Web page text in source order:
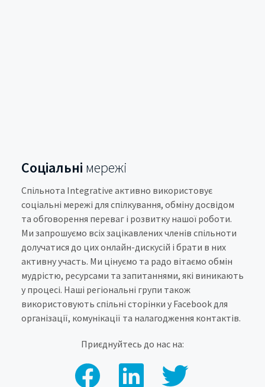
Соціальні мережі
Спільнота Integrative активно використовує
соціальні мережі для спілкування, обміну досвідом
та обговорення переваг і розвитку нашої роботи.
Ми запрошуємо всіх зацікавлених членів спільноти
долучатися до цих онлайн-дискусій і брати в них
активну участь. Ми цінуємо та радо вітаємо обмін
мудрістю, ресурсами та запитаннями, які виникають
у процесі. Наші регіональні групи також
використовують спільні сторінки у Facebook для
організації, комунікації та налагодження контактів.
Приєднуйтесь до нас на: